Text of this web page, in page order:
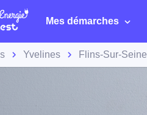
Mes démarches
Yvelines Flins-Sur-Seine